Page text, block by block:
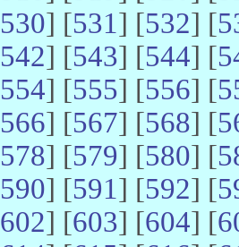
530] [531] [532] [
542] [543] [544] [
554] [555] [556] [
566] [567] [568] [
578] [579] [580] [
590] [591] [592] [
602] [603] [604] [